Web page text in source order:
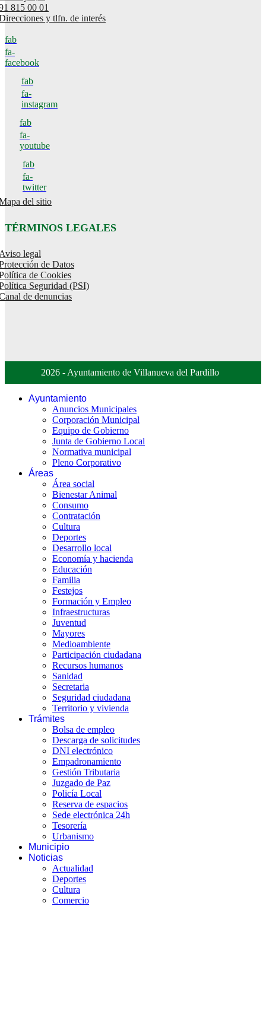
815 00 01
y tlfn. de interés
fab
fa-
facebook
fab
fa-
instagram
fab
fa-
youtube
fab
fa-
twitter
del sitio
TÉRMINOS LEGALES
legal
de Datos
de Cookies
Seguridad (PSI)
de denuncias
2026 - Ayuntamiento de Villanueva del Pardillo
Ayuntamiento
Anuncios Municipales
Corporación Municipal
Equipo de Gobierno
Junta de Gobierno Local
Normativa municipal
Pleno Corporativo
Áreas
Área social
Bienestar Animal
Consumo
Contratación
Cultura
Deportes
Desarrollo local
Economía y hacienda
Educación
Familia
Festejos
Formación y Empleo
Infraestructuras
Juventud
Mayores
Medioambiente
Participación ciudadana
Recursos humanos
Sanidad
Secretaria
Seguridad ciudadana
Territorio y vivienda
Trámites
Bolsa de empleo
Descarga de solicitudes
DNI electrónico
Empadronamiento
Gestión Tributaria
Juzgado de Paz
Policía Local
Reserva de espacios
Sede electrónica 24h
Tesorería
Urbanismo
Municipio
Noticias
Actualidad
Deportes
Cultura
Comercio